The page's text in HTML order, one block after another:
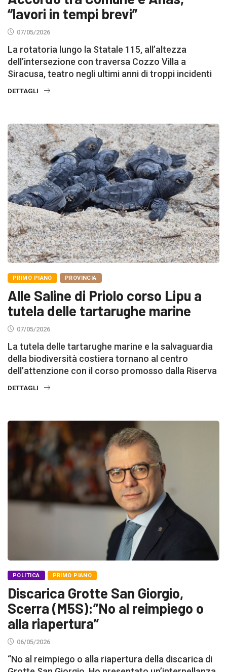
“lavori in tempi brevi”
07/05/2026
La rotatoria lungo la Statale 115, all’altezza
dell’intersezione con traversa Cozzo Villa a
Siracusa, teatro negli ultimi anni di troppi incidenti
DETTAGLI
PRIMO PIANO PROVINCIA
Alle Saline di Priolo corso Lipu a
tutela delle tartarughe marine
07/05/2026
La tutela delle tartarughe marine e la salvaguardia
della biodiversità costiera tornano al centro
dell’attenzione con il corso promosso dalla Riserva
DETTAGLI
POLITICA PRIMO PIANO
Discarica Grotte San Giorgio,
Scerra (M5S):”No al reimpiego o
alla riapertura”
06/05/2026
“No al reimpiego o alla riapertura della discarica di